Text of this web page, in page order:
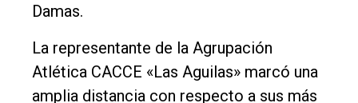
Damas.
La representante de la Agrupación
Atlética CACCE «Las Aguilas» marcó una
amplia distancia con respecto a sus más